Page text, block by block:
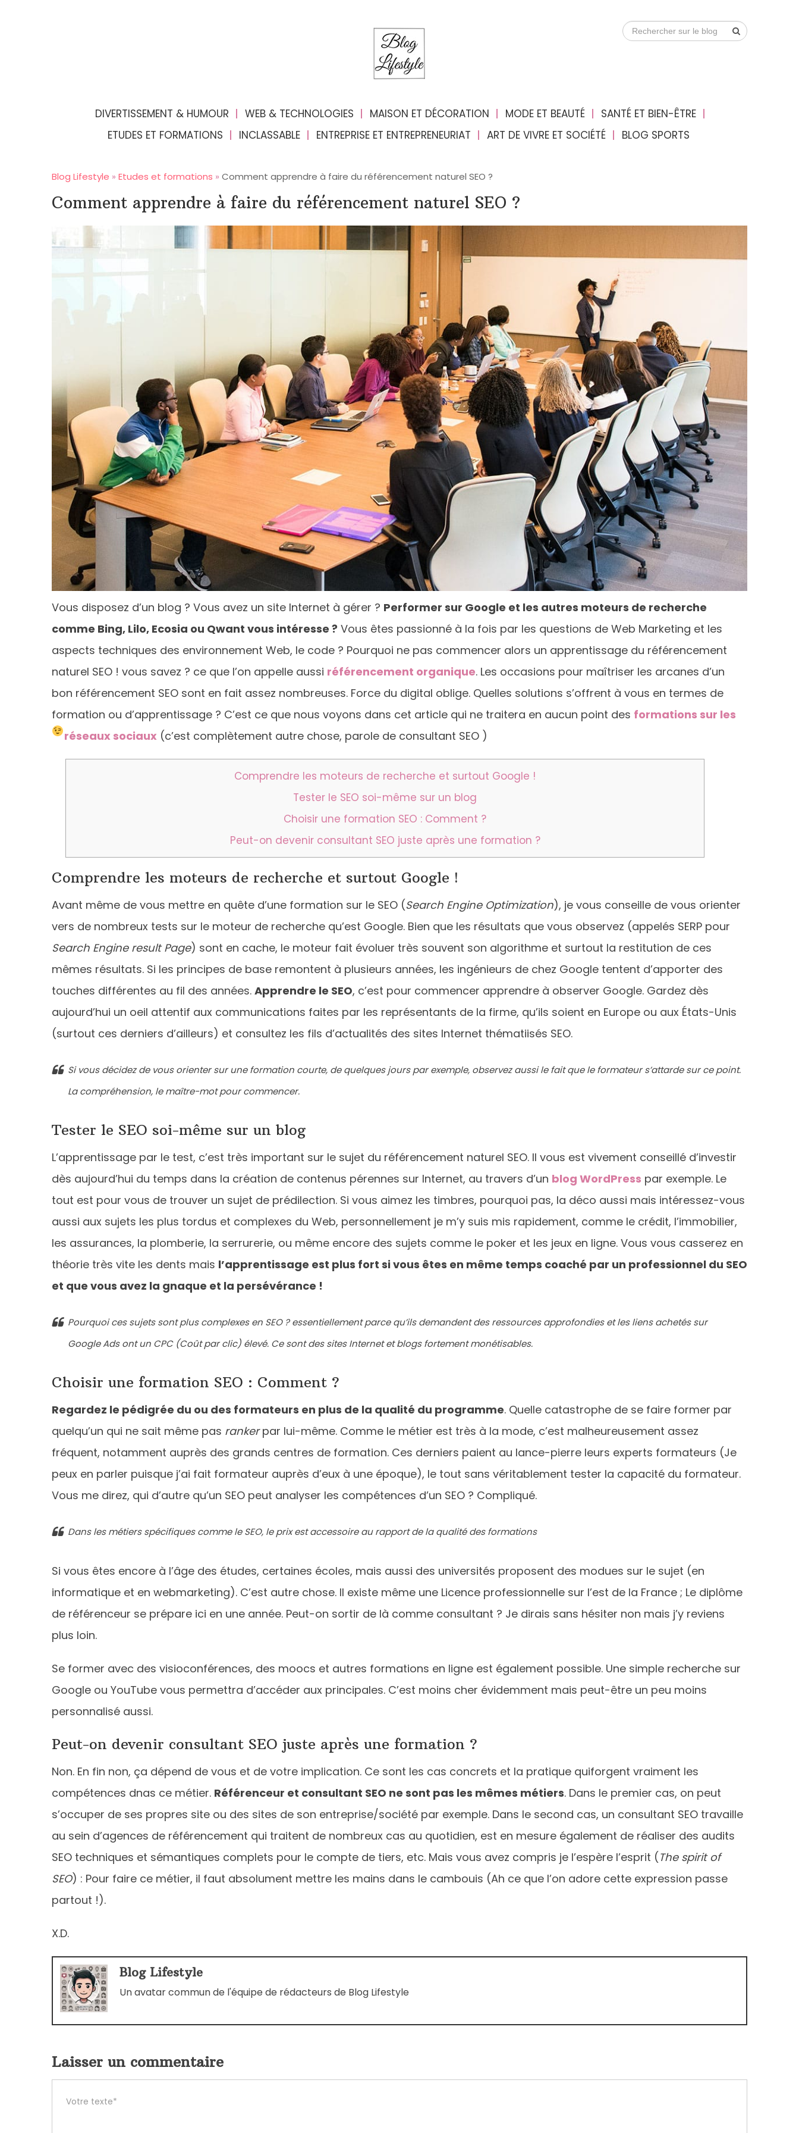
DIVERTISSEMENT & HUMOUR WEB & TECHNOLOGIES MAISON ET DÉCORATION MODE ET BEAUTÉ
SANTÉ ET BIEN-ÊTRE
ETUDES ET FORMATIONS
INCLASSABLE ENTREPRISE ET ENTREPRENEURIAT ART DE VIVRE ET SOCIÉTÉ BLOG SPORTS
Blog Lifestyle » Etudes et formations » Comment apprendre à faire du référencement naturel SEO ?
Comment apprendre à faire du référencement naturel SEO ?
Vous disposez d’un blog ? Vous avez un site Internet à gérer ? Performer sur Google et les autres moteurs de recherche
comme Bing, Lilo, Ecosia ou Qwant vous intéresse ? Vous êtes passionné à la fois par les questions de Web Marketing et les
aspects techniques des environnement Web, le code ? Pourquoi ne pas commencer alors un apprentissage du référencement
naturel SEO ! vous savez ? ce que l’on appelle aussi référencement organique. Les occasions pour maîtriser les arcanes d’un
bon référencement SEO sont en fait assez nombreuses. Force du digital oblige. Quelles solutions s’offrent à vous en termes de
formation ou d’apprentissage ? C’est ce que nous voyons dans cet article qui ne traitera en aucun point des formations sur les
réseaux sociaux(c’est complètement autre chose, parole de consultant SEO )
Comprendre les moteurs de recherche et surtout Google !
Tester le SEO soi-même sur un blog
Choisir une formation SEO : Comment ?
Peut-on devenir consultant SEO juste après une formation ?
Comprendre les moteurs de recherche et surtout Google !
Avant même de vous mettre en quête d’une formation sur le SEO (Search Engine Optimization), je vous conseille de vous orienter
vers de nombreux tests sur le moteur de recherche qu’est Google. Bien que les résultats que vous observez (appelés SERP pour
Search Engine result Page) sont en cache, le moteur fait évoluer très souvent son algorithme et surtout la restitution de ces
mêmes résultats. Si les principes de base remontent à plusieurs années, les ingénieurs de chez Google tentent d’apporter des
touches différentes au fil des années. Apprendre le SEO, c’est pour commencer apprendre à observer Google. Gardez dès
aujourd’hui un oeil attentif aux communications faites par les représentants de la firme, qu’ils soient en Europe ou aux États-Unis
(surtout ces derniers d’ailleurs) et consultez les fils d’actualités des sites Internet thématiisés SEO.
Si vous décidez de vous orienter sur une formation courte, de quelques jours par exemple, observez aussi le fait que le formateur s’attarde sur ce point.
La compréhension, le maître-mot pour commencer.
Tester le SEO soi-même sur un blog
L’apprentissage par le test, c’est très important sur le sujet du référencement naturel SEO. Il vous est vivement conseillé d’investir
dès aujourd’hui du temps dans la création de contenus pérennes sur Internet, au travers d’un blog WordPress par exemple. Le
tout est pour vous de trouver un sujet de prédilection. Si vous aimez les timbres, pourquoi pas, la déco aussi mais intéressez-vous
aussi aux sujets les plus tordus et complexes du Web, personnellement je m’y suis mis rapidement, comme le crédit, l’immobilier,
les assurances, la plomberie, la serrurerie, ou même encore des sujets comme le poker et les jeux en ligne. Vous vous casserez en
théorie très vite les dents mais l’apprentissage est plus fort si vous êtes en même temps coaché par un professionnel du SEO
et que vous avez la gnaque et la persévérance !
Pourquoi ces sujets sont plus complexes en SEO ? essentiellement parce qu’ils demandent des ressources approfondies et les liens achetés sur
Google Ads ont un CPC (Coût par clic) élevé. Ce sont des sites Internet et blogs fortement monétisables.
Choisir une formation SEO : Comment ?
Regardez le pédigrée du ou des formateurs en plus de la qualité du programme. Quelle catastrophe de se faire former par
quelqu’un qui ne sait même pas rankerpar lui-même. Comme le métier est très à la mode, c’est malheureusement assez
fréquent, notamment auprès des grands centres de formation. Ces derniers paient au lance-pierre leurs experts formateurs (Je
peux en parler puisque j’ai fait formateur auprès d’eux à une époque), le tout sans véritablement tester la capacité du formateur.
Vous me direz, qui d’autre qu’un SEO peut analyser les compétences d’un SEO ? Compliqué.
Dans les métiers spécifiques comme le SEO, le prix est accessoire au rapport de la qualité des formations
Si vous êtes encore à l’âge des études, certaines écoles, mais aussi des universités proposent des modues sur le sujet (en
informatique et en webmarketing). C’est autre chose. Il existe même une Licence professionnelle sur l’est de la France ; Le diplôme
de référenceur se prépare ici en une année. Peut-on sortir de là comme consultant ? Je dirais sans hésiter non mais j’y reviens
plus loin.
Se former avec des visioconférences, des moocs et autres formations en ligne est également possible. Une simple recherche sur
Google ou YouTube vous permettra d’accéder aux principales. C’est moins cher évidemment mais peut-être un peu moins
personnalisé aussi.
Peut-on devenir consultant SEO juste après une formation ?
Non. En fin non, ça dépend de vous et de votre implication. Ce sont les cas concrets et la pratique quiforgent vraiment les
compétences dnas ce métier. Référenceur et consultant SEO ne sont pas les mêmes métiers. Dans le premier cas, on peut
s’occuper de ses propres site ou des sites de son entreprise/société par exemple. Dans le second cas, un consultant SEO travaille
au sein d’agences de référencement qui traitent de nombreux cas au quotidien, est en mesure également de réaliser des audits
SEO techniques et sémantiques complets pour le compte de tiers, etc. Mais vous avez compris je l’espère l’esprit ( The spirit of
SEO) : Pour faire ce métier, il faut absolument mettre les mains dans le cambouis (Ah ce que l’on adore cette expression passe
partout !).
X.D.
Blog Lifestyle
Un avatar commun de l'équipe de rédacteurs de Blog Lifestyle
Laisser un commentaire